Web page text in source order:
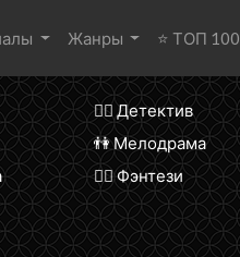
Жанры ⭐ ТОП 100
🕵️‍♂️ Детектив
👫 Мелодрама
🧝‍♂️ Фэнтези